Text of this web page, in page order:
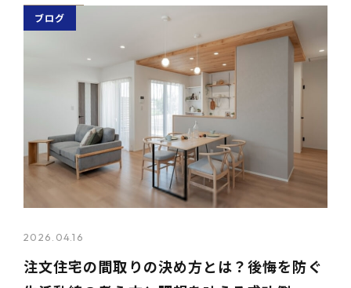
ブログ
2026.04.16
注文住宅の間取りの決め方とは？後悔を防ぐ